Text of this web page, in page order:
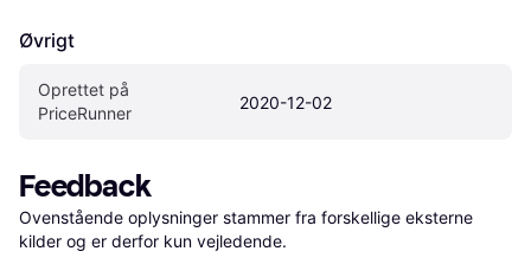
Øvrigt
Oprettet på
PriceRunner
2020-12-02
Feedback
Ovenstående oplysninger stammer fra forskellige eksterne
kilder og er derfor kun vejledende.